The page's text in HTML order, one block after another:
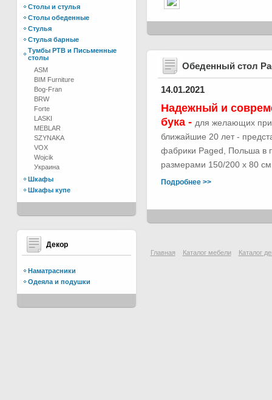
Столы и стулья
Столы обеденные
Стулья
Стулья барные
Тумбы РТВ и Письменные
столы
ASM
BIM Furniture
Bog-Fran
BRW
Forte
LASKI
MEBLAR
SZYNAKA
VOX
Wojcik
Украина
Шкафы
Шкафы купе
Декор
Наматрасники
Одеяла и подушки
Обеденный стол
14.01.2021
Надежный и
бука - для желающих
ближайшие 20 лет -
фабрики Paged, Польша в
размерами 150/200 х 80
Подробнее >>
Главная Каталог мебели Каталог